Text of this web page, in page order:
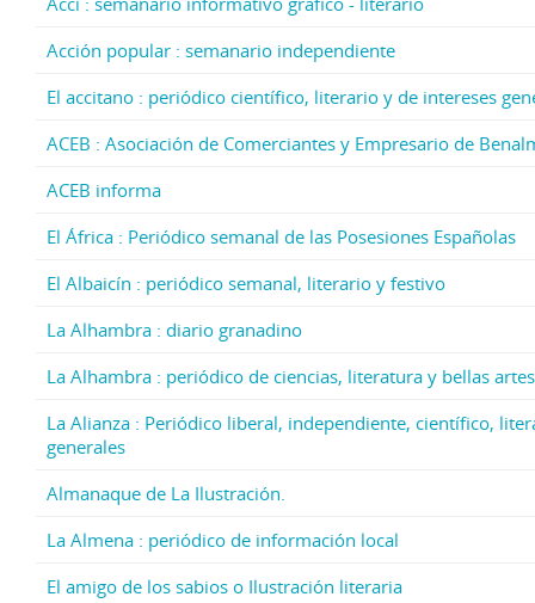
Acción popular : semanario independiente
El accitano : periódico científico, literario y de intereses
ACEB : Asociación de Comerciantes y Empresario de
ACEB informa
El África : Periódico semanal de las Posesiones Españolas
El Albaicín : periódico semanal, literario y festivo
La Alhambra : diario granadino
La Alhambra : periódico de ciencias, literatura y bellas artes
La Alianza : Periódico liberal, independiente, científico,
generales
Almanaque de La Ilustración.
La Almena : periódico de información local
El amigo de los sabios o Ilustración literaria